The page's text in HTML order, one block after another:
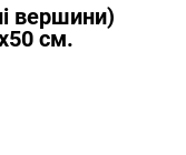
вершини)
см.